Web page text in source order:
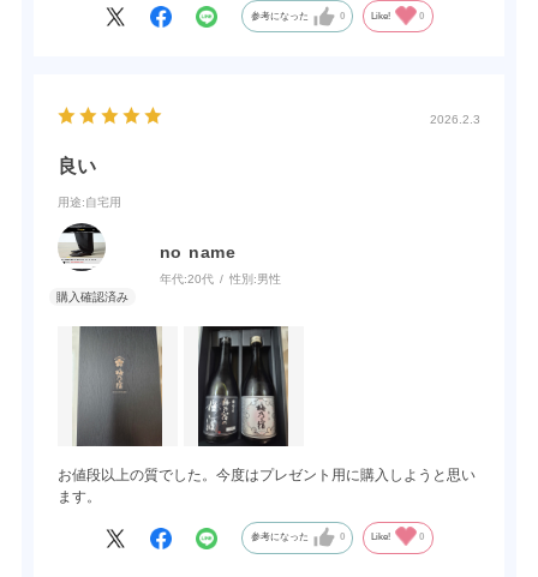
参考になった 0 Like! 0
2026.2.3
良い
用途:自宅用
no name
年代:20代 性別:男性
お値段以上の質でした。今度はプレゼント用に購入しようと思い
ます。
参考になった 0 Like! 0